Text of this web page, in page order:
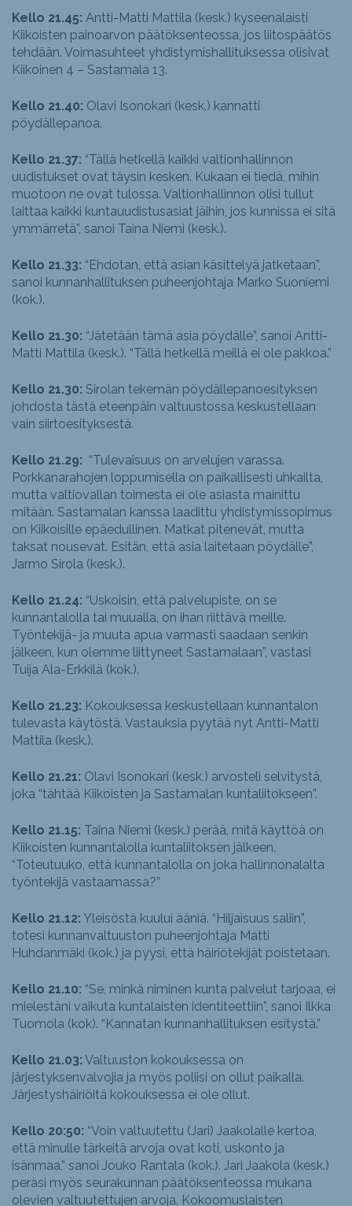
Kello 21.45: Antti-Matti Mattila (kesk.) kyseenalaisti
Kiikoisten painoarvon päätöksenteossa, jos liitospäätös
tehdään. Voimasuhteet yhdistymishallituksessa olisivat
Kiikoinen 4 – Sastamala 13.
Kello 21.40: Olavi Isonokari (kesk.) kannatti
pöydällepanoa.
Kello 21.37: “Tällä hetkellä kaikki valtionhallinnon
uudistukset ovat täysin kesken. Kukaan ei tiedä, mihin
muotoon ne ovat tulossa. Valtionhallinnon olisi tullut
laittaa kaikki kuntauudistusasiat jäihin, jos kunnissa ei sitä
ymmärretä”, sanoi Taina Niemi (kesk.).
Kello 21.33: “Ehdotan, että asian käsittelyä jatketaan”,
sanoi kunnanhallituksen puheenjohtaja Marko Suoniemi
(kok.).
Kello 21.30: “Jätetään tämä asia pöydälle”, sanoi Antti-
Matti Mattila (kesk.). “Tällä hetkellä meillä ei ole pakkoa.”
Kello 21.30: Sirolan tekemän pöydällepanoesityksen
johdosta tästä eteenpäin valtuustossa keskustellaan
vain siirtoesityksestä.
Kello 21.29: “Tulevaisuus on arvelujen varassa.
Porkkanarahojen loppumisella on paikallisesti uhkailta,
mutta valtiovallan toimesta ei ole asiasta mainittu
mitään. Sastamalan kanssa laadittu yhdistymissopimus
on Kiikoisille epäedullinen. Matkat pitenevät, mutta
taksat nousevat. Esitän, että asia laitetaan pöydälle”,
Jarmo Sirola (kesk.).
Kello 21.24: “Uskoisin, että palvelupiste, on se
kunnantalolla tai muualla, on ihan riittävä meille.
Työntekijä- ja muuta apua varmasti saadaan senkin
jälkeen, kun olemme liittyneet Sastamalaan”, vastasi
Tuija Ala-Erkkilä (kok.).
Kello 21.23: Kokouksessa keskustellaan kunnantalon
tulevasta käytöstä. Vastauksia pyytää nyt Antti-Matti
Mattila (kesk.).
Kello 21.21: Olavi Isonokari (kesk.) arvosteli selvitystä,
joka “tähtää Kiikoisten ja Sastamalan kuntaliitokseen”.
Kello 21.15: Taina Niemi (kesk.) perää, mitä käyttöä on
Kiikoisten kunnantalolla kuntaliitoksen jälkeen.
“Toteutuuko, että kunnantalolla on joka hallinnonalalta
työntekijä vastaamassa?”
Kello 21.12: Yleisöstä kuului ääniä. “Hiljaisuus saliin”,
totesi kunnanvaltuuston puheenjohtaja Matti
Huhdanmäki (kok.) ja pyysi, että häiriötekijät poistetaan.
Kello 21.10: “Se, minkä niminen kunta palvelut tarjoaa, ei
mielestäni vaikuta kuntalaisten identiteettiin”, sanoi Ilkka
Tuomola (kok). “Kannatan kunnanhallituksen esitystä.”
Kello 21.03: Valtuuston kokouksessa on
järjestyksenvalvojia ja myös poliisi on ollut paikalla.
Järjestyshäiriöitä kokouksessa ei ole ollut.
Kello 20:50: “Voin valtuutettu (Jari) Jaakolalle kertoa,
että minulle tärkeitä arvoja ovat koti, uskonto ja
isänmaa,” sanoi Jouko Rantala (kok.). Jari Jaakola (kesk.)
peräsi myös seurakunnan päätöksenteossa mukana
olevien valtuutettujen arvoja. Kokoomuslaisten